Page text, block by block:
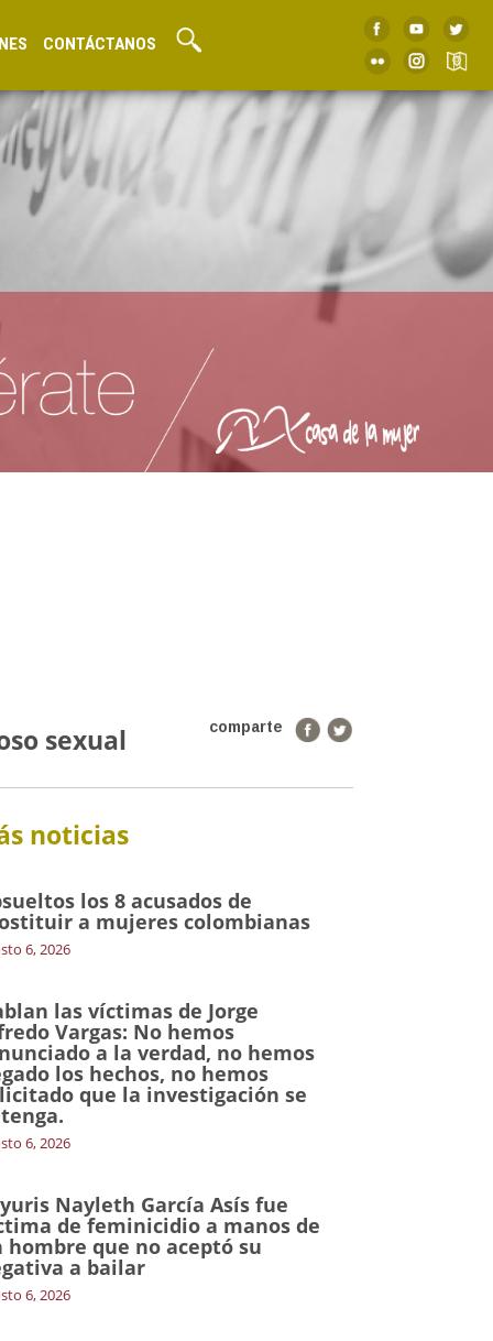
CONTÁCTANOS
comparte
sexual
noticias
los 8 acusados de
a mujeres colombianas
6, 2026
las víctimas de Jorge
Vargas: No hemos
a la verdad, no hemos
los hechos, no hemos
que la investigación se
6, 2026
Nayleth García Asís fue
de feminicidio a manos de
hombre que no aceptó su
a bailar
6, 2026